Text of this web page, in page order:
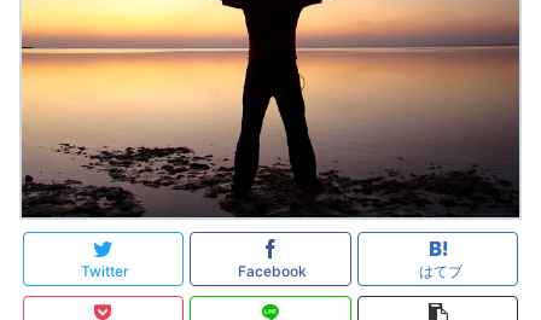
Twitter Facebook はてブ